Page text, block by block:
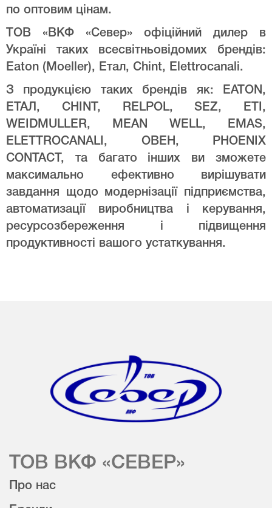
по оптовим цінам.
ТОВ «ВКФ «Север» офіційний дилер в
Україні таких всесвітньовідомих брендів:
Eaton (Moeller), Етал, Chint, Elettrocanali.
З продукцією таких брендів як: EATON,
ЕТАЛ, CHINT, RELPOL, SEZ, ETI,
WEIDMULLER, MEAN WELL, EMAS,
ELETTROCANALI, ОВЕН, PHOENIX
CONTACT, та багато інших ви зможете
максимально ефективно вирішувати
завдання щодо модернізації підприємства,
автоматизації виробництва і керування,
ресурсозбереження і підвищення
продуктивності вашого устаткування.
ТОВ ВКФ «СЕВЕР»
Про нас